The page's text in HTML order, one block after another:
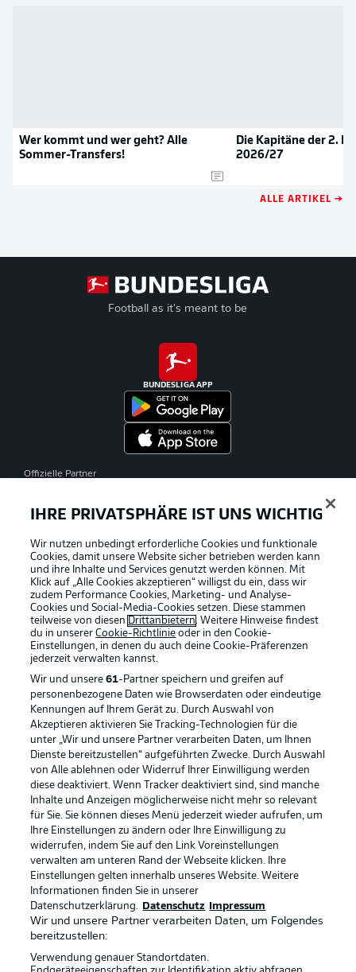
Wer kommt und wer geht? Alle
Sommer-Transfers!
Die Kapitäne der 2.
2026/27
ALLE ARTIKEL →
Football as it's meant to be
BUNDESLIGA APP
Offizielle Partner
Rechtliche Hinweise Voreinstellungen verwalten
Datenschutz Nutzungsbedingungen
Kontakt Jobs
Impressum Partner
Spieler Liveticker
AGB
IHRE PRIVATSPHÄRE IST UNS WICHTIG
Wir nutzen unbedingt erforderliche Cookies und funktionale
Cookies, damit unsere Website sicher betrieben werden kann
und ihre Inhalte und Services genutzt werden können. Mit
Klick auf „Alle Cookies akzeptieren“ willigst du ein, dass wir
zudem Performance Cookies, Marketing- und Analyse-
Cookies und Social-Media-Cookies setzen. Diese stammen
teilweise von diesen Drittanbietern. Weitere Hinweise findest
du in unsererCookie-Richtlinie oder in den Cookie-
Einstellungen, in denen du auch deine Cookie-Präferenzen
jederzeit verwalten kannst.
Wir und unsere61-Partner speichern und greifen auf
personenbezogene Daten wie Browserdaten oder eindeutige
Kennungen auf Ihrem Gerät zu. Durch Auswahl von
Akzeptieren aktivieren Sie Tracking-Technologien für die
unter „Wir und unsere Partner verarbeiten Daten, um Ihnen
Dienste bereitzustellen“ aufgeführten Zwecke. Durch Auswahl
von Alle ablehnen oder Widerruf Ihrer Einwilligung werden
diese deaktiviert. Wenn Tracker deaktiviert sind, sind manche
Inhalte und Anzeigen möglicherweise nicht mehr so relevant
für Sie. Sie können dieses Menü jederzeit wieder aufrufen, um
Ihre Einstellungen zu ändern oder Ihre Einwilligung zu
widerrufen, indem Sie auf den Link Voreinstellungen
verwalten am unteren Rand der Webseite klicken. Ihre
Einstellungen gelten innerhalb unseres Website. Weitere
Informationen finden Sie in unserer
Datenschutzerklärung.
Datenschutz Impressum
Wir und unsere Partner verarbeiten Daten, um Folgendes
bereitzustellen:
Verwendung genauer Standortdaten.